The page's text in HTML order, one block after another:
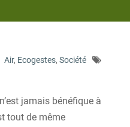
Air, Ecogestes, Société
jamais bénéfique à
tout de même